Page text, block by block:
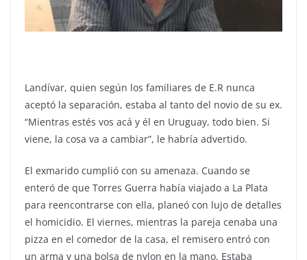
Landívar, quien según los familiares de E.R nunca
aceptó la separación, estaba al tanto del novio de su ex.
“Mientras estés vos acá y él en Uruguay, todo bien. Si
viene, la cosa va a cambiar”, le habría advertido.
El exmarido cumplió con su amenaza. Cuando se
enteró de que Torres Guerra había viajado a La Plata
para reencontrarse con ella, planeó con lujo de detalles
el homicidio. El viernes, mientras la pareja cenaba una
pizza en el comedor de la casa, el remisero entró con
un arma y una bolsa de nylon en la mano. Estaba